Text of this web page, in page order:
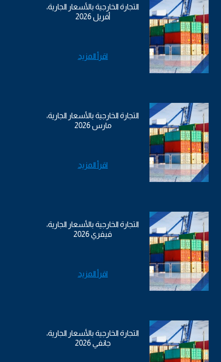
التجارة الخارجية بالأسعار الجارية،
أفريل 2026
اقرأ المزيد
التجارة الخارجية بالأسعار الجارية،
مارس 2026
اقرأ المزيد
التجارة الخارجية بالأسعار الجارية،
فيفري 2026
اقرأ المزيد
التجارة الخارجية بالأسعار الجارية،
جانفي 2026